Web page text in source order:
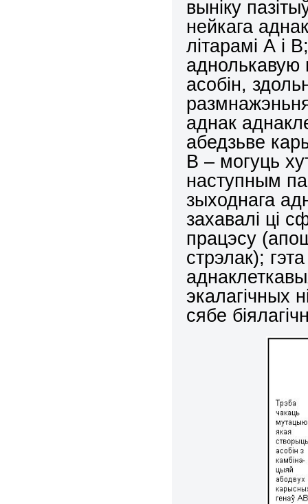
выніку
нейкага
літарамі А і
аднолькавую
асобін,
аднак
абедзьве
В – могуць
наступным
зыходнага
захавалі ці
працэсу
стрэлак);
экалагічных
сябе